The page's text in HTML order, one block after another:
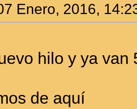
Enero, 2016,
hilo y ya van
de aquí